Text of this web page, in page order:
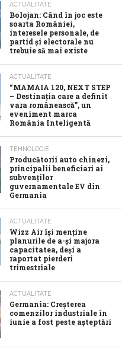
ACTUALITATE
Bolojan: Când în joc este
soarta României,
interesele personale, de
partid și electorale nu
trebuie să mai existe
ACTUALITATE
“MAMAIA 120, NEXT STEP
– Destinația care a definit
vara românească”, un
eveniment marca
România Inteligentă
TEHNOLOGIE
Producătorii auto chinezi,
principalii beneficiari ai
subvenților
guvernamentale EV din
Germania
ACTUALITATE
Wizz Air își menține
planurile de a-și majora
capacitatea, deși a
raportat pierderi
trimestriale
ACTUALITATE
Germania: Creșterea
comenzilor industriale în
iunie a fost peste așteptări